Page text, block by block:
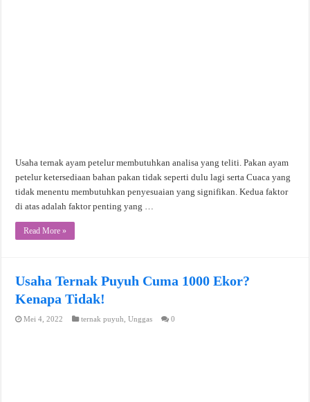
Usaha ternak ayam petelur membutuhkan analisa yang teliti. Pakan ayam
petelur ketersediaan bahan pakan tidak seperti dulu lagi serta Cuaca yang
tidak menentu membutuhkan penyesuaian yang signifikan. Kedua faktor
di atas adalah faktor penting yang …
Read More »
Usaha Ternak Puyuh Cuma 1000 Ekor?
Kenapa Tidak!
Mei 4, 2022 ternak puyuh ,Unggas 0